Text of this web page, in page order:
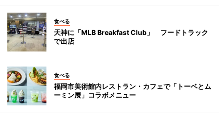
食べる
天神に「MLB Breakfast Club」 フードトラック
で出店
食べる
福岡市美術館内レストラン・カフェで「トーベとム
ーミン展」コラボメニュー